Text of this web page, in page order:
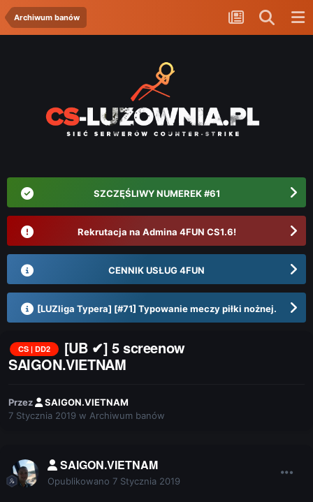
Archiwum banów
SZCZĘŚLIWY NUMEREK #61
Rekrutacja na Admina 4FUN CS1.6!
CENNIK USŁUG 4FUN
[LUZliga Typera] [#71] Typowanie meczy piłki nożnej.
CS | DD2
[UB ✔] 5 screenow
SAIGON.VIETNAM
Przez
SAIGON.VIETNAM
7 Stycznia 2019 w Archiwum banów
SAIGON.VIETNAM
Opublikowano 7 Stycznia 2019